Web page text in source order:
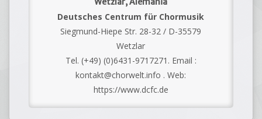
Deutsches Centrum für Chormusik
Siegmund-Hiepe Str. 28-32 / D-35579
Wetzlar
Tel. (+49) (0)6431-9717271. Email :
kontakt@chorwelt.info . Web:
https://www.dcfc.de